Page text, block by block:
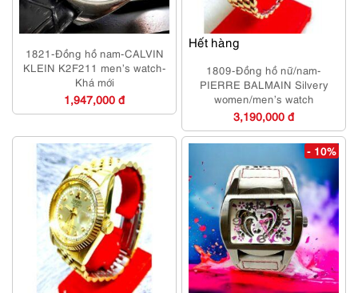
1821-Đồng hồ nam-CALVIN
KLEIN K2F211 men’s watch-
Khá mới
1,947,000 đ
Hết hàng
1809-Đồng hồ nữ/nam-
PIERRE BALMAIN Silvery
women/men’s watch
3,190,000 đ
- 10%